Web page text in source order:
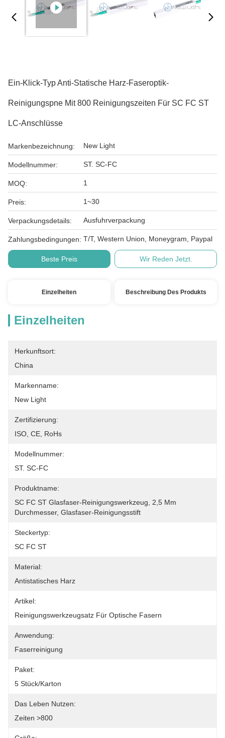
Ein-Klick-Typ Anti-Statische Harz-Faseroptik-
Reinigungspne Mit 800 Reinigungszeiten Für SC FC ST
LC-Anschlüsse
Markenbezeichnung: New Light
Modellnummer: ST. SC-FC
MOQ: 1
Preis: 1~30
Verpackungsdetails: Ausfuhrverpackung
Zahlungsbedingungen: T/T, Western Union, Moneygram, Paypal
Beste Preis Wir Reden Jetzt.
Einzelheiten Beschreibung Des Produkts
Einzelheiten
Herkunftsort:
China
Markenname:
New Light
Zertifizierung:
ISO, CE, RoHs
Modellnummer:
ST. SC-FC
Produktname:
SC FC ST Glasfaser-Reinigungswerkzeug, 2,5 Mm
Durchmesser, Glasfaser-Reinigungsstift
Steckertyp:
SC FC ST
Material:
Antistatisches Harz
Artikel:
Reinigungswerkzeugsatz Für Optische Fasern
Anwendung:
Faserreinigung
Paket:
5 Stück/Karton
Das Leben Nutzen:
Zeiten >800